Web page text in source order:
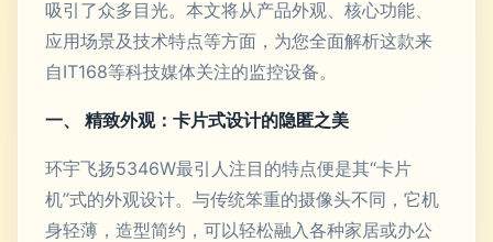
吸引了众多目光。本文将从产品外观、核心功能、
应用场景及技术特点等方面，为您全面解析这款来
自IT168等科技媒体关注的监控设备。
一、 精致外观：卡片式设计的隐匿之美
环宇飞扬5346W最引人注目的特点便是其“卡片
机”式的外观设计。与传统笨重的摄像头不同，它机
身轻薄，造型简约，可以轻松融入各种家居或办公